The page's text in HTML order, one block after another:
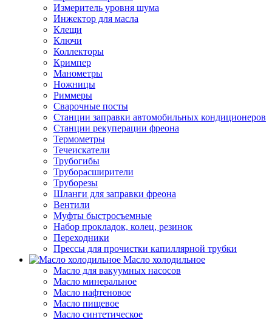
Измеритель уровня шума
Инжектор для масла
Клещи
Ключи
Коллекторы
Кримпер
Манометры
Ножницы
Риммеры
Сварочные посты
Станции заправки автомобильных кондиционеров
Станции рекуперации фреона
Термометры
Течеискатели
Трубогибы
Труборасширители
Труборезы
Шланги для заправки фреона
Вентили
Муфты быстросъемные
Набор прокладок, колец, резинок
Переходники
Прессы для прочистки капиллярной трубки
Масло холодильное
Масло для вакуумных насосов
Масло минеральное
Масло нафтеновое
Масло пищевое
Масло синтетическое